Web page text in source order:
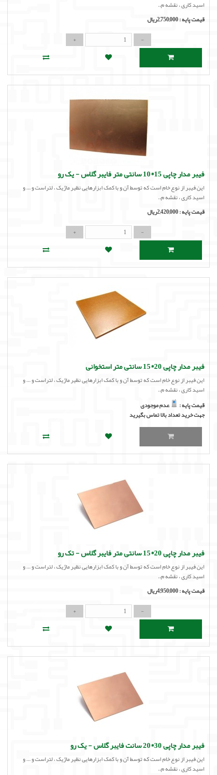
اسید کاری ، نقشه م..
قیمت پایه :2,750,000ریال
فیبر مدار چاپی 15*10 سانتی متر فایبر گلاس - یک رو
این فیبر از نوع خام است که توسط آن و با کمک ابزارهایی نظیر ماژیک ، لتراست و ... و
اسید کاری ، نقشه م..
قیمت پایه :2,420,000ریال
فیبر مدار چاپی 20*15 سانتی متر استخوانی
این فیبر از نوع خام است که توسط آن و با کمک ابزارهایی نظیر ماژیک ، لتراست و ... و
اسید کاری ، نقشه م..
قیمت پایه :
عدم موجودی
جهت خرید تعداد بالا تماس بگیرید
فیبر مدار چاپی 20*15 سانتی متر فایبر گلاس - تک رو
این فیبر از نوع خام است که توسط آن و با کمک ابزارهایی نظیر ماژیک ، لتراست و ... و
اسید کاری ، نقشه م..
قیمت پایه :4,950,000ریال
فیبر مدار چاپی 30*20 سانت فایبر گلاس - یک رو
این فیبر از نوع خام است که توسط آن و با کمک ابزارهایی نظیر ماژیک ، لتراست و ... و
اسید کاری ، نقشه م..